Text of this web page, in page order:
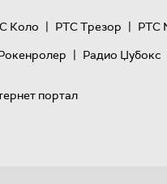
Коло | РТС Трезор | РТС
| Радио Џубокс
портал